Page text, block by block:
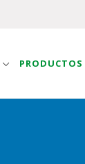
PRODUCTOS